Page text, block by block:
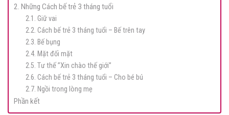
2. Những Cách bế trẻ 3 tháng tuổi
2.1. Giữ vai
2.2. Cách bế trẻ 3 tháng tuổi – Bế trên tay
2.3. Bế bụng
2.4. Mặt đối mặt
2.5. Tư thế ”Xin chào thế giới”
2.6. Cách bế trẻ 3 tháng tuổi – Cho bé bú
2.7. Ngồi trong lòng mẹ
Phần kết